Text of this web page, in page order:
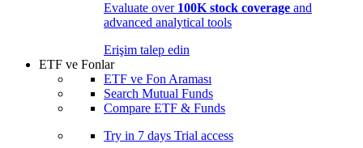
Evaluate over 100K stock coverage and
advanced analytical tools
Erişim talep edin
ETF ve Fonlar
ETF ve Fon Araması
Search Mutual Funds
Compare ETF & Funds
Try in 7 days Trial access